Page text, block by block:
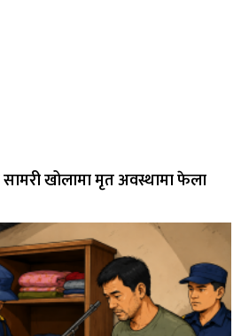
खोलामा मृत अवस्थामा फेला